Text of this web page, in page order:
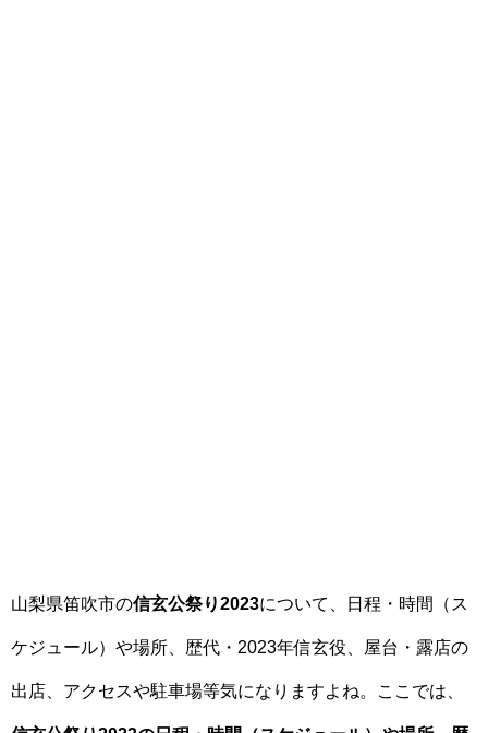
山梨県笛吹市の信玄公祭り2023について、日程・時間（ス
ケジュール）や場所、歴代・2023年信玄役、屋台・露店の
出店、アクセスや駐車場等気になりますよね。ここでは、